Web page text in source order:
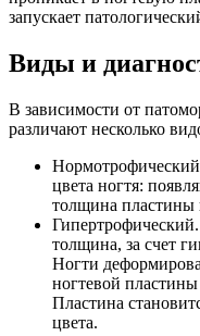
запускает
Виды и
В зависимости от
различают несколько
цвета ногтя:
толщина пластины
толщина, за счет
Ногти
ногтевой
Пластина
цвета.